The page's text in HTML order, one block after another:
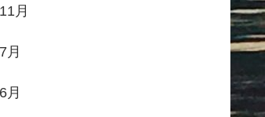
月
月
月